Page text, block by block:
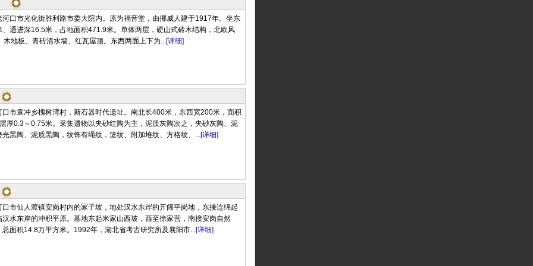
口市光化街胜利路市委大院内。原为福音堂，由挪威人建于1917年。坐东
通进深16.5米，占地面积471.9米。单体两层，硬山式砖木结构，北欧风
木地板、青砖清水墙、红瓦屋顶。东西两面上下为...[详细]
市袁冲乡槐树湾村，新石器时代遗址。南北长400米，东西宽200米，面积
厚0.3～0.75米。采集遗物以夹砂红陶为主，泥质灰陶次之，夹砂灰陶、泥
黑陶、泥质黑陶，纹饰有绳纹，篮纹、附加堆纹、方格纹、...[详细]
市仙人渡镇安岗村内的冢子坡，地处汉水东岸的开阔平岗地，东接连绵起
水东岸的冲积平原。墓地东起米家山西坡，西至徐家营，南接安岗自然
面积14.8万平方米。1992年，湖北省考古研究所及襄阳市...[详细]